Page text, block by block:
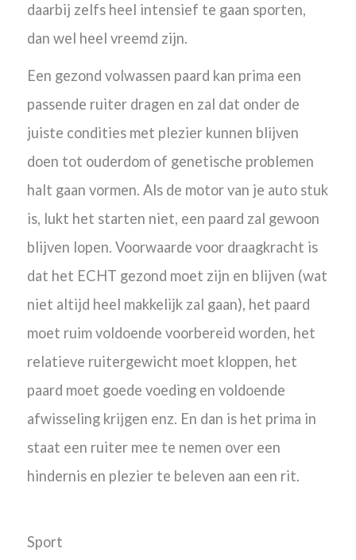
daarbij zelfs heel intensief te gaan sporten,
dan wel heel vreemd zijn.
Een gezond volwassen paard kan prima een
passende ruiter dragen en zal dat onder de
juiste condities met plezier kunnen blijven
doen tot ouderdom of genetische problemen
halt gaan vormen. Als de motor van je auto stuk
is, lukt het starten niet, een paard zal gewoon
blijven lopen. Voorwaarde voor draagkracht is
dat het ECHT gezond moet zijn en blijven (wat
niet altijd heel makkelijk zal gaan), het paard
moet ruim voldoende voorbereid worden, het
relatieve ruitergewicht moet kloppen, het
paard moet goede voeding en voldoende
afwisseling krijgen enz. En dan is het prima in
staat een ruiter mee te nemen over een
hindernis en plezier te beleven aan een rit.
Sport